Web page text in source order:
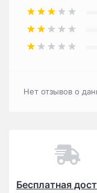
Нет отзывов о
Бесплатная